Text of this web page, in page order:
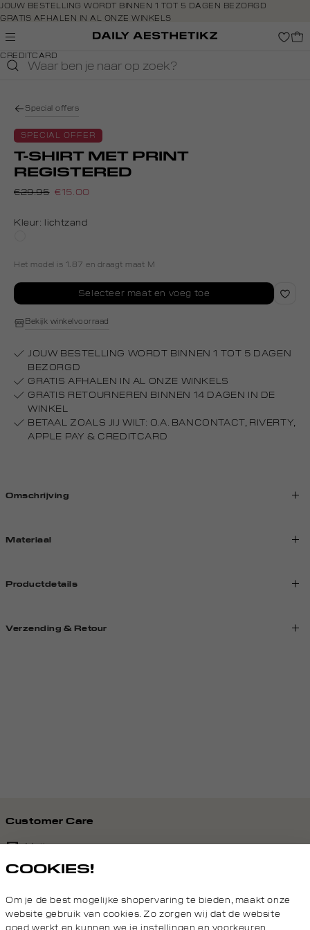
Navigeer
direct naar
de
Open de
direct
footer
JOUW BESTELLING WORDT BINNEN 1 TOT 5 DAGEN BEZORGD
GRATIS AFHALEN IN AL ONZE WINKELS
GRATIS RETOURNEREN BINNEN 14 DAGEN IN DE WINKEL
BETAAL ZOALS JIJ WILT: O.A. BANCONTACT, RIVERTY, APPLE PAY &
CREDITCARD
Special offers
SPECIAL OFFER
T-SHIRT MET PRINT
REGISTERED
€29.95 €15.00
Kleur: lichtzand
Het model is 1.87 en draagt maat M
Selecteer maat en voeg toe
Bekijk winkelvoorraad
JOUW BESTELLING WORDT BINNEN 1 TOT 5 DAGEN
BEZORGD
GRATIS AFHALEN IN AL ONZE WINKELS
GRATIS RETOURNEREN BINNEN 14 DAGEN IN DE
WINKEL
BETAAL ZOALS JIJ WILT: O.A. BANCONTACT, RIVERTY,
APPLE PAY & CREDITCARD
Omschrijving
Materiaal
Productdetails
Verzending & Retour
Customer Care
Mail ons
Van maandag t/m vrijdag van 8.30 uur tot 18.00 uur.
COOKIES!
Om je de best mogelijke shopervaring te bieden, maakt onze
website gebruik van cookies. Zo zorgen wij dat de website